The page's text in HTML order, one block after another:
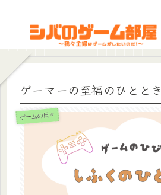
ゲーマーの至福のひととき
ゲームの日々